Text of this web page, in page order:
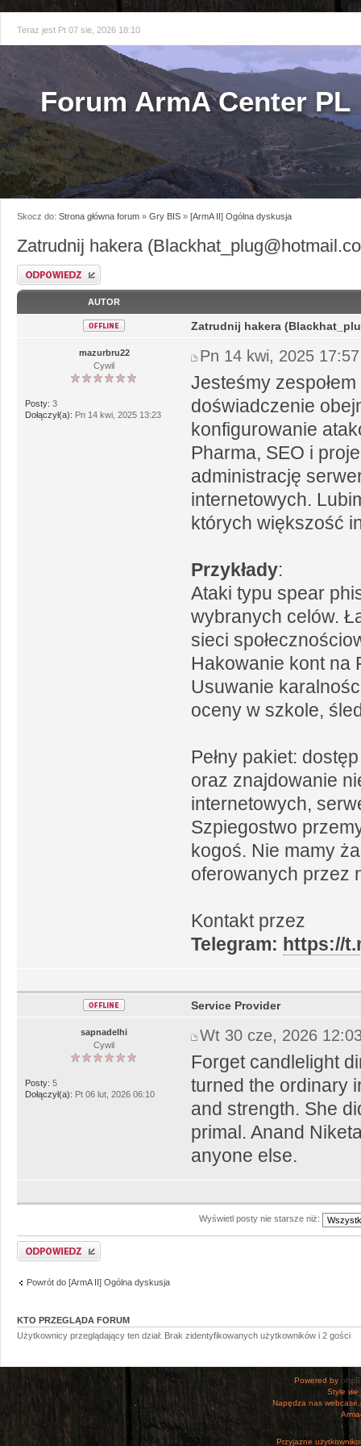
Teraz jest Pt 07 sie, 2026 18:10
Forum ArmA Center PL
Skocz do: Strona główna forum » Gry BIS » [ArmA II] Ogólna dyskusja
Zatrudnij hakera
Odpowiedz
AUTOR
mazurbru22
Cywil
Posty: 3
Dołączył(a): Pn 14 kwi, 2025 13:23
Zatrudnij hakera
Pn 14 kwi, 2025 17:57
Jesteśmy
doświadczenie
konfigurowanie
Pharma, SEO i
administrację
internetowych.
których większość
Przykłady:
Ataki typu spear
wybranych celów.
sieci
Hakowanie kont na
Usuwanie
oceny w szkole,
Pełny pakiet:
oraz znajdowanie
internetowych,
Szpiegostwo
kogoś. Nie mamy
oferowanych przez
Kontakt przez
Telegram: https://
sapnadelhi
Cywil
Posty: 5
Dołączył(a): Pt 06 lut, 2026 06:10
Service Provider
Wt 30 cze, 2026
Forget candlelight
turned the ordinary
and strength. She
primal. Anand
anyone else.
Wyświetl posty nie starsze niż:
Odpowiedz
Powrót do [ArmA II] Ogólna dyskusja
KTO PRZEGLĄDA FORUM
Użytkownicy przeglądający ten dział: Brak zidentyfikowanych użytkowników i 2 gości
Powered by
Style
Napędza nas
Przyjazne